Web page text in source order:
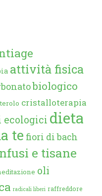
attività fisica
biologico
cristalloterapia
ecologici dieta
te fiori di bach
e tisane
oli
radicali liberi raffreddore